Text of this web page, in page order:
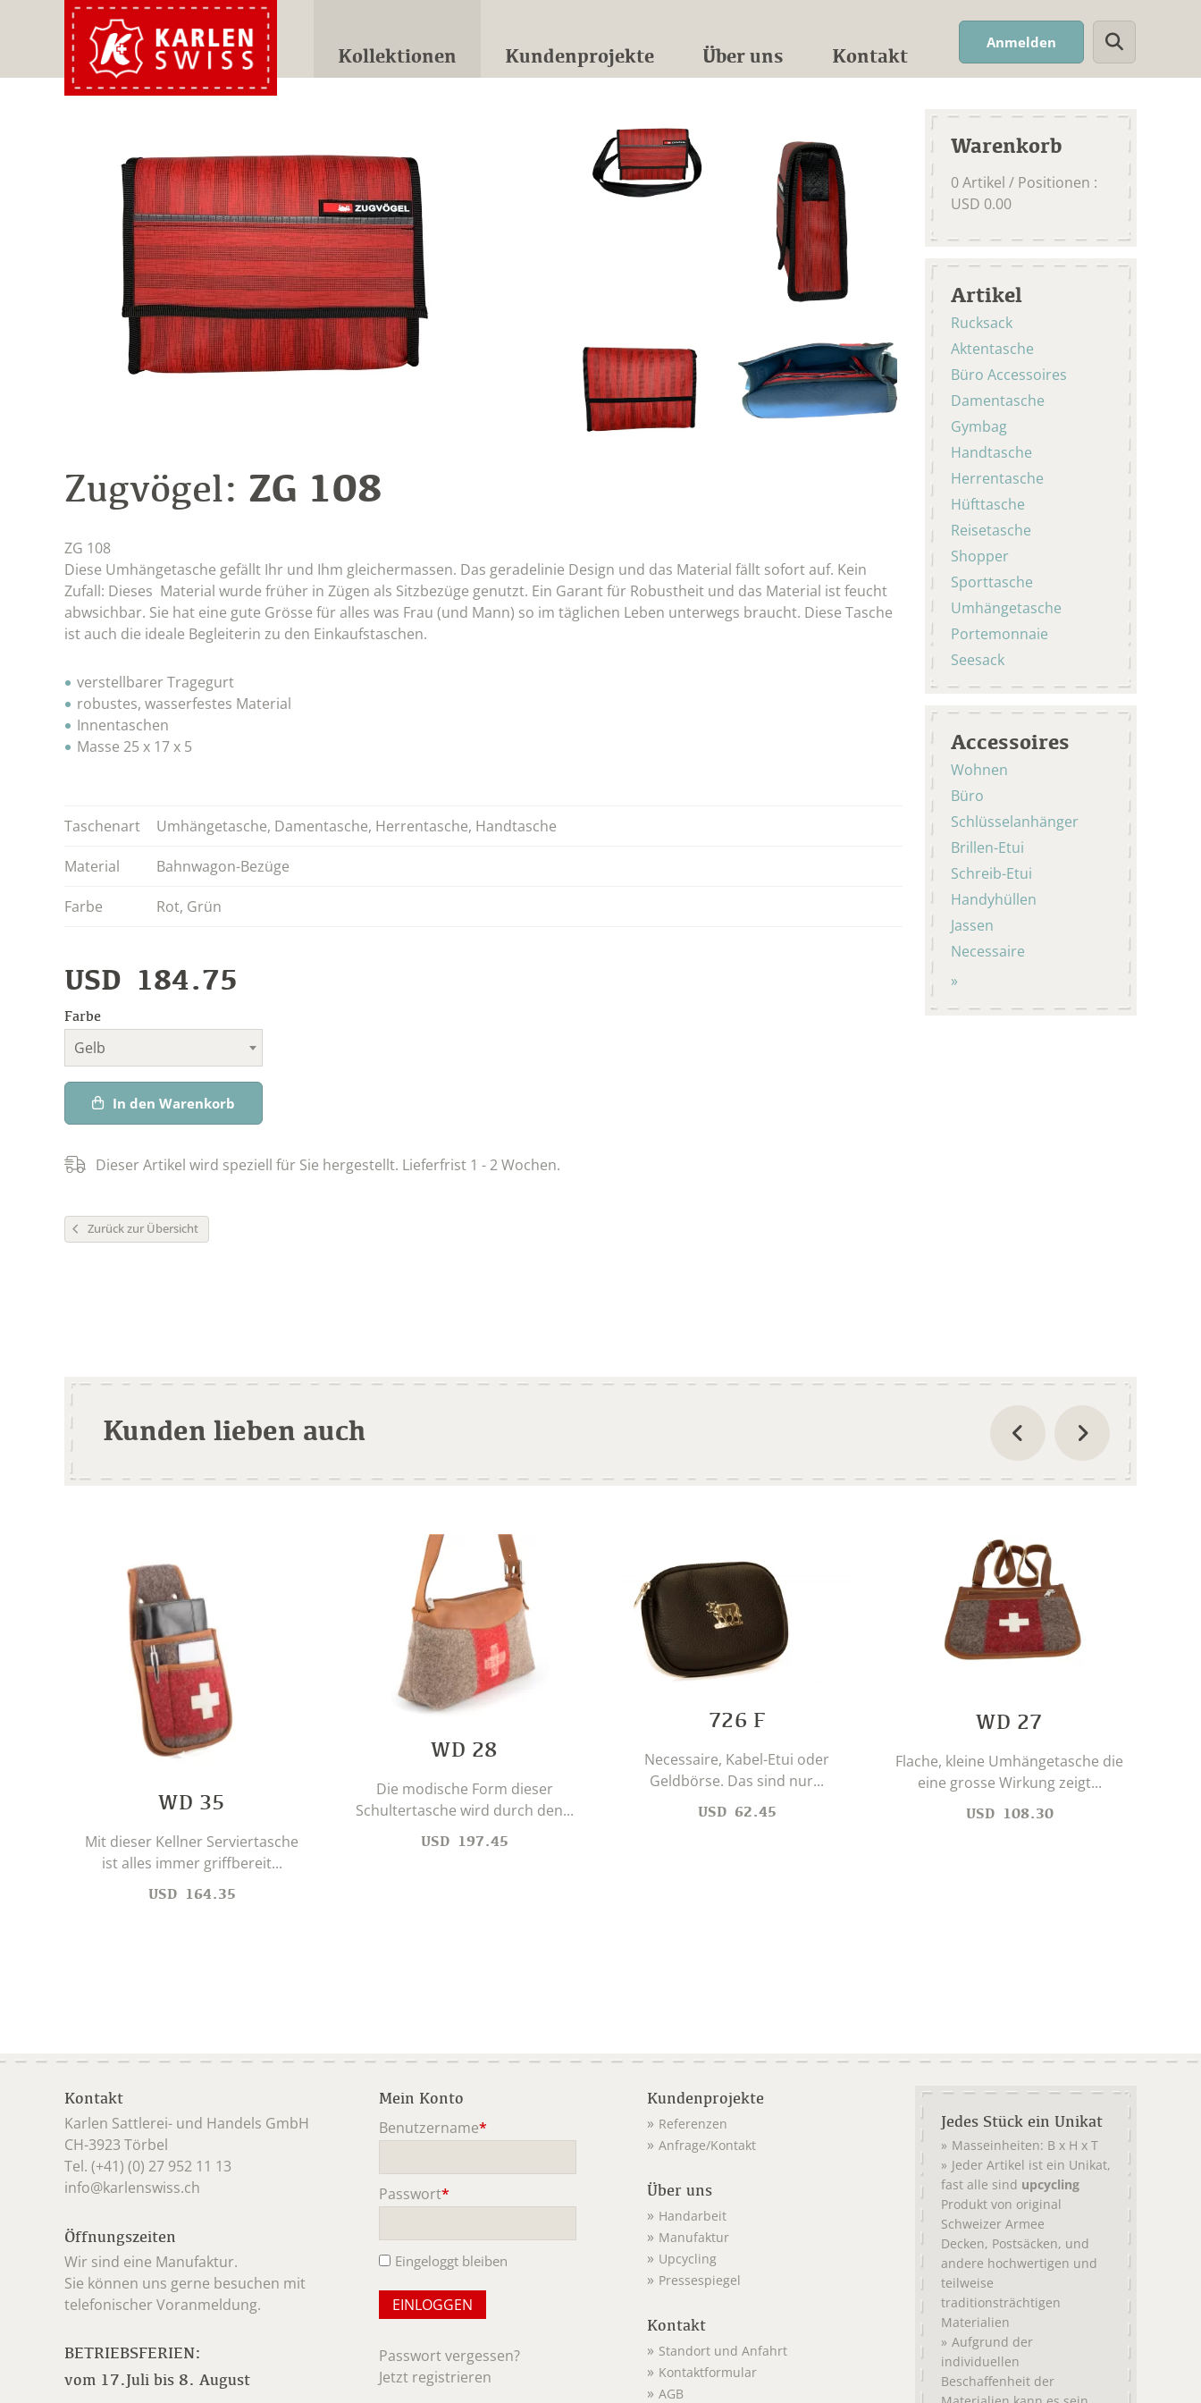
Kollektionen Kundenprojekte Über uns Kontakt
Anmelden Suchwort
Warenkorb
0Artikel / Positionen :
USD 0.00
Artikel
Rucksack
Aktentasche
Büro Accessoires
Damentasche
Gymbag
Handtasche
Herrentasche
Hüfttasche
Reisetasche
Shopper
Sporttasche
Umhängetasche
Portemonnaie
Seesack
Accessoires
Wohnen
Büro
Schlüsselanhänger
Brillen-Etui
Schreib-Etui
Handyhüllen
Jassen
Necessaire
Zugvögel: ZG 108
ZG 108
Diese Umhängetasche gefällt Ihr und Ihm gleichermassen. Das geradelinie Design und das Material fällt sofort auf. Kein
Zufall: Dieses Material wurde früher in Zügen als Sitzbezüge genutzt. Ein Garant für Robustheit und das Material ist feucht
abwsichbar. Sie hat eine gute Grösse für alles was Frau (und Mann) so im täglichen Leben unterwegs braucht. Diese Tasche
ist auch die ideale Begleiterin zu den Einkaufstaschen.
verstellbarer Tragegurt
robustes, wasserfestes Material
Innentaschen
Masse 25 x 17 x 5
Taschenart Umhängetasche, Damentasche, Herrentasche, Handtasche
Material Bahnwagon-Bezüge
Farbe Rot, Grün
USD 184.75
Farbe
Gelb
In den Warenkorb
Dieser Artikel wird speziell für Sie hergestellt. Lieferfrist 1 - 2 Wochen.
Zurück zur Übersicht
Kunden lieben auch
WD 35
Mit dieser Kellner Serviertasche
ist alles immer griffbereit...
USD 164.35
WD 28
Die modische Form dieser
Schultertasche wird durch den...
USD 197.45
726 F
Necessaire, Kabel-Etui oder
Geldbörse. Das sind nur...
USD 62.45
WD 27
Flache, kleine Umhängetasche die
eine grosse Wirkung zeigt...
USD 108.30
Kontakt
Karlen Sattlerei- und Handels GmbH
CH-3923 Törbel
Tel. (+41) (0) 27 952 11 13
info@karlenswiss.ch
Öffnungszeiten
Wir sind eine Manufaktur.
Sie können uns gerne besuchen mit
telefonischer Voranmeldung.
BETRIEBSFERIEN:
vom 17.Juli bis 8. August
Mein Konto
Benutzername*
Passwort*
Eingeloggt bleiben
Passwort vergessen?
Jetzt registrieren
Kundenprojekte
Referenzen
Anfrage/Kontakt
Über uns
Handarbeit
Manufaktur
Upcycling
Pressespiegel
Kontakt
Standort und Anfahrt
Kontaktformular
AGB
Jedes Stück ein Unikat
Masseinheiten: B x H x T
Jeder Artikel ist ein Unikat,
fast alle sind upcycling
Produkt von original
Schweizer Armee
Decken, Postsäcken, und
andere hochwertigen und
teilweise
traditionsträchtigen
Materialien
Aufgrund der
individuellen
Beschaffenheit der